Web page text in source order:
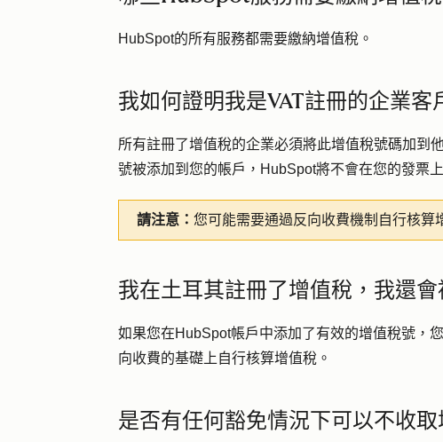
HubSpot的所有服務都需要繳納增值稅。
我如何證明我是VAT註冊的企業客
所有註冊了增值稅的企業必須將此增值稅號碼加到
號被添加到您的帳戶，HubSpot將不會在您的發票
請注意： 您可能需要通過反向收費機制自行核算
我在土耳其註冊了增值稅，我還會
如果您在HubSpot帳戶中添加了有效的增值稅號，
向收費的基礎上自行核算增值稅。
是否有任何豁免情況下可以不收取